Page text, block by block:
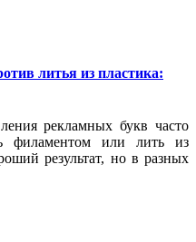
литья из пластика:
рекламных букв часто
филаментом или лить из
результат, но в разных